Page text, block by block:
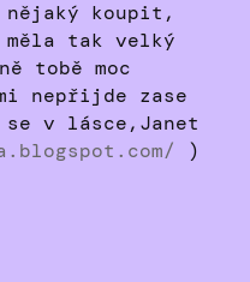
koupit,
tak velký
tobě moc
nepřijde zase
v lásce,Janet
)